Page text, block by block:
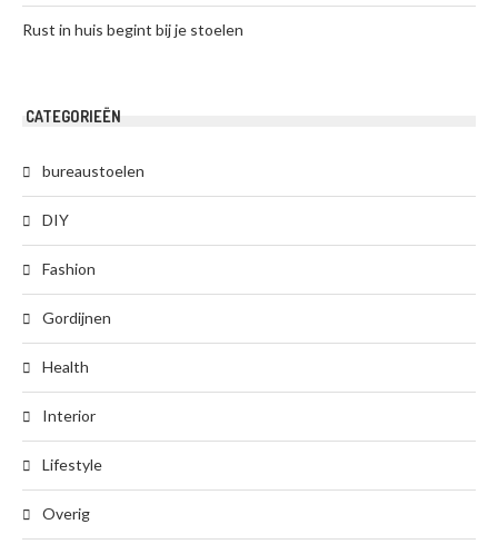
Rust in huis begint bij je stoelen
CATEGORIEËN
bureaustoelen
DIY
Fashion
Gordijnen
Health
Interior
Lifestyle
Overig